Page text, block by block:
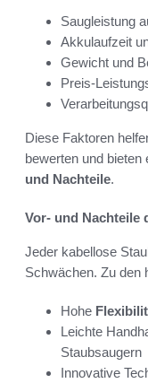
Saugleistung
Akkulaufzeit
Gewicht und
Preis-
Diese Faktoren
bewerten und
und Nachteile.
Vor- und Nachteile
Jeder kabellose
Schwächen. Zu den
Hohe
Leichte
Staubsaugern
Innovative